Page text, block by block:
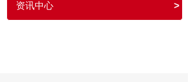
资讯中心 >